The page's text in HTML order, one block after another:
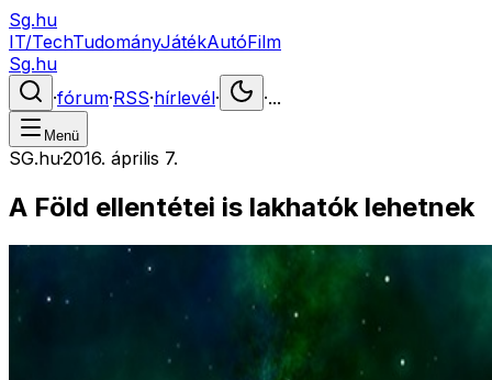
Sg.hu
IT/TechTudományJátékAutóFilm
Sg.hu
·fórum·RSS·hírlevél· ·...
Menü
SG.hu·2016. április 7.
A Föld ellentétei is lakhatók lehetnek